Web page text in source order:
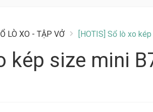
LÒ XO - TẬP VỞ [HOTIS] Sổ lò xo
kép size mini